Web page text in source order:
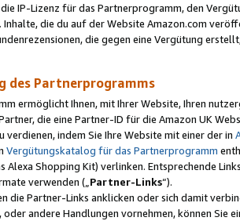
IP-Lizenz für das Partnerprogramm, den
die du auf der Website Amazon.com
die gegen eine Vergütung
des Partnerprogramms
ermöglicht Ihnen, mit Ihrer Website, Ihren
die eine Partner-ID für die Amazon UK
verdienen, indem Sie Ihre Website mit einer der in
Vergütungskatalog für das Partnerprogramm
Alexa Shopping Kit) verlinken. Entsprechende
verwenden („ Partner-Links“).
die Partner-Links anklicken oder sich damit
andere Handlungen vornehmen, können Sie